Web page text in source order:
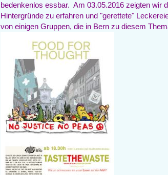
bedenkenlos essbar. Am 03.05.2016 zeigten wir
Hintergründe zu erfahren und "gerettete"
von einigen Gruppen, die in Bern zu diesem